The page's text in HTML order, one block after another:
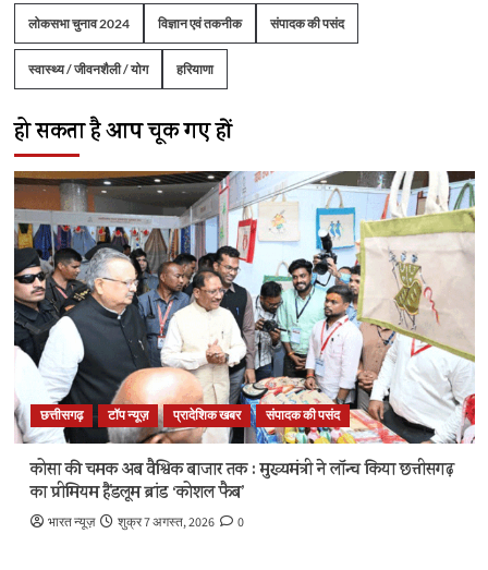
लोकसभा चुनाव 2024 विज्ञान एवं तकनीक संपादक की पसंद
स्वास्थ्य / जीवनशैली / योग हरियाणा
हो सकता है आप चूक गए हों
छत्तीसगढ़ टॉप न्यूज़ प्रादेशिक खबर संपादक की पसंद
कोसा की चमक अब वैश्विक बाजार तक : मुख्यमंत्री ने लॉन्च किया छत्तीसगढ़
का प्रीमियम हैंडलूम ब्रांड ‘कोशल फैब’
भारत न्यूज़ शुक्र 7 अगस्त, 2026 0